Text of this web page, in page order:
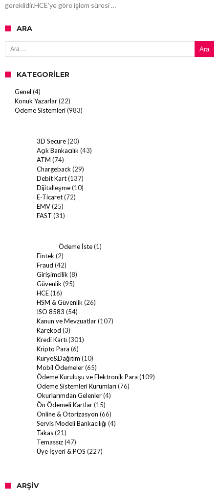
gereklidir.HCE’ye göre işlem süresi …
ARA
Arama:
KATEGORILER
Genel (4)
Konuk Yazarlar(22)
Ödeme Sistemleri(983)
3D Secure(20)
Açık Bankacılık(43)
ATM (74)
Chargeback(29)
Debit Kart(137)
Dijitalleşme(10)
E-Ticaret(72)
EMV(25)
FAST (31)
Ödeme İste(1)
Fintek(2)
Fraud (42)
Girişimcilik(8)
Güvenlik(95)
HCE(16)
HSM & Güvenlik(26)
ISO 8583 (54)
Kanun ve Mevzuatlar(107)
Karekod (3)
Kredi Kartı (301)
Kripto Para (6)
Kurye&Dağıtım (10)
Mobil Ödemeler(65)
Ödeme Kuruluşu ve Elektronik Para (109)
Ödeme Sistemleri Kurumları (76)
Okurlarımdan Gelenler(4)
Ön Ödemeli Kartlar(15)
Online & Otorizasyon (66)
Servis Modeli Bankacılığı (4)
Takas(21)
Temassız(47)
Üye İşyeri & POS (227)
ARŞIV